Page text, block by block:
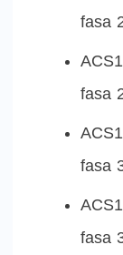
fasa
fasa
fasa
fasa